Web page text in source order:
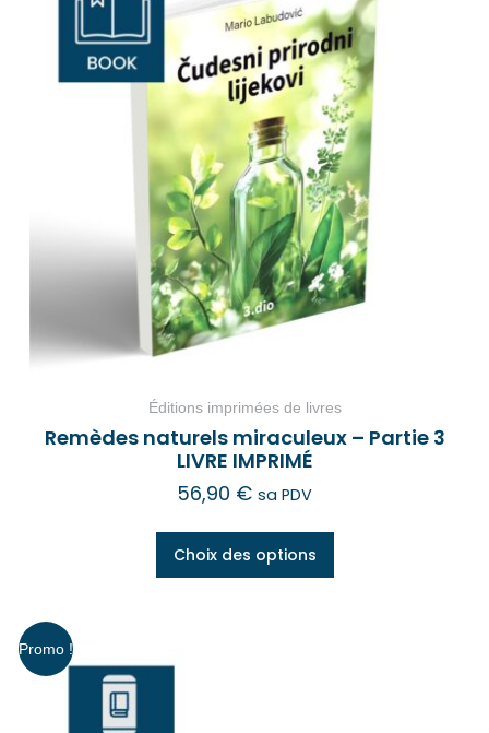
Éditions imprimées de livres
Remèdes naturels miraculeux – Partie 3
LIVRE IMPRIMÉ
56,90 € sa PDV
Choix des options
Promo !